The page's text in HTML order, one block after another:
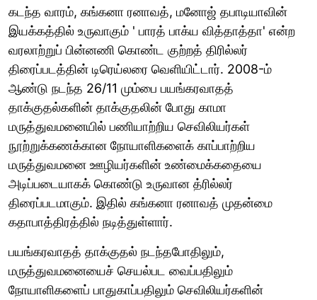
கடந்த வாரம், கங்கனா ரனாவத், மனோஜ் தபாடியாவின்
இயக்கத்தில் உருவாகும் ' பாரத் பாக்ய வித்தாத்தா' என்ற
வரலாற்றுப் பின்னணி கொண்ட குற்றத் திரில்லர்
திரைப்படத்தின் டிரெய்லரை வெளியிட்டார். 2008-ம்
ஆண்டு நடந்த 26/11 மும்பை பயங்கரவாதத்
தாக்குதல்களின் தாக்குதலின் போது காமா
மருத்துவமனையில் பணியாற்றிய செவிலியர்கள்
நூற்றுக்கணக்கான நோயாளிகளைக் காப்பாற்றிய
மருத்துவமனை ஊழியர்களின் உண்மைக்கதையை
அடிப்படையாகக் கொண்டு உருவான த்ரில்லர்
திரைப்படமாகும். இதில் கங்கனா ரனாவத் முதன்மை
கதாபாத்திரத்தில் நடித்துள்ளார்.
பயங்கரவாதத் தாக்குதல் நடந்தபோதிலும்,
மருத்துவமனையைச் செயல்பட வைப்பதிலும்
நோயாளிகளைப் பாதுகாப்பதிலும் செவிலியர்களின்